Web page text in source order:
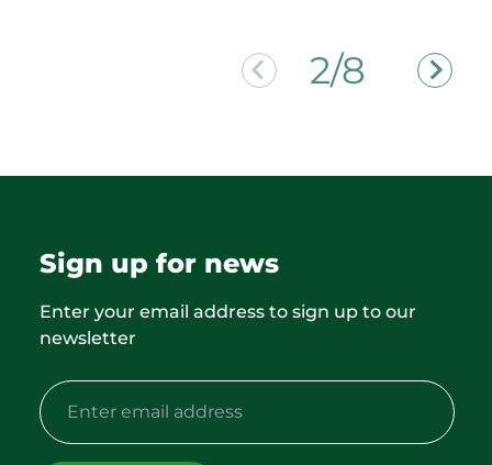
2/8
Sign up for news
Enter your email address to sign up to our
newsletter